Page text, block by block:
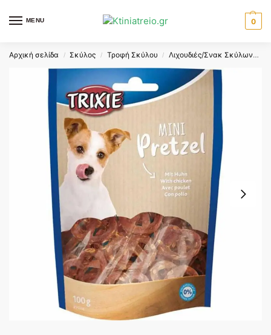
MENU 0
Αρχική σελίδα / Σκύλος / Τροφή Σκύλου / Λιχουδιές/Σνακ Σκύλων